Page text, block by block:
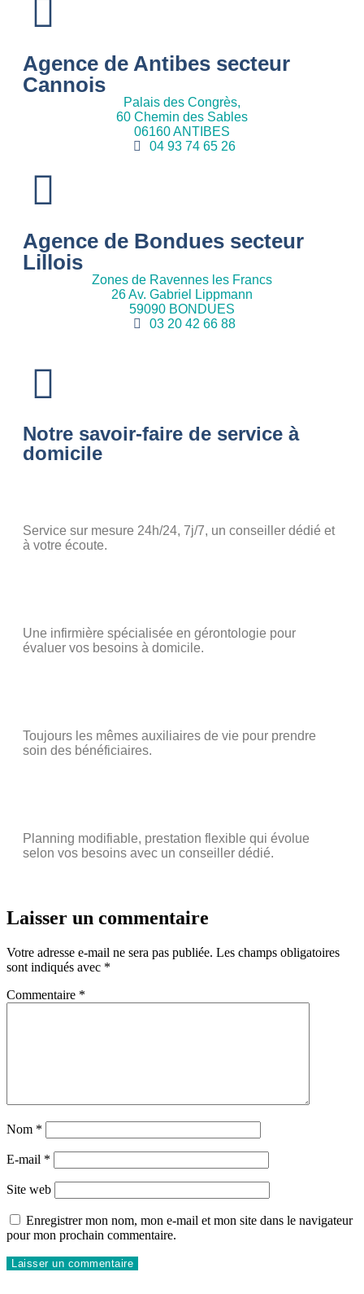
Agence de Antibes secteur
Cannois
Palais des Congrès,
60 Chemin des Sables
06160 ANTIBES
04 93 74 65 26
Agence de Bondues secteur
Lillois
Zones de Ravennes les Francs
26 Av. Gabriel Lippmann
59090 BONDUES
03 20 42 66 88
Notre savoir-faire de service à
domicile
Service sur mesure 24h/24, 7j/7, un conseiller dédié et
à votre écoute.
Une infirmière spécialisée en gérontologie pour
évaluer vos besoins à domicile.
Toujours les mêmes auxiliaires de vie pour prendre
soin des bénéficiaires.
Planning modifiable, prestation flexible qui évolue
selon vos besoins avec un conseiller dédié.
Laisser un commentaire
Votre adresse e-mail ne sera pas publiée. Les champs obligatoires
sont indiqués avec *
Commentaire *
Nom *
E-mail *
Site web
Enregistrer mon nom, mon e-mail et mon site dans le navigateur
pour mon prochain commentaire.